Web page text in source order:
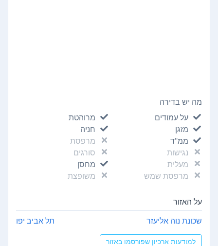
מה יש בדירה
על עמודים
מרוהטת
מזגן
חניה
ממ"ד
מרפסת
נגישות
סורגים
מעלית
מחסן
מרפסת שמש
משופצת
על האזור
שכונת נוה אליעזר תל אביב יפו
למודעות ארכיון שפורסמו באזור